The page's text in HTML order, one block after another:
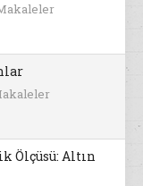
Ölçüsü: Altın